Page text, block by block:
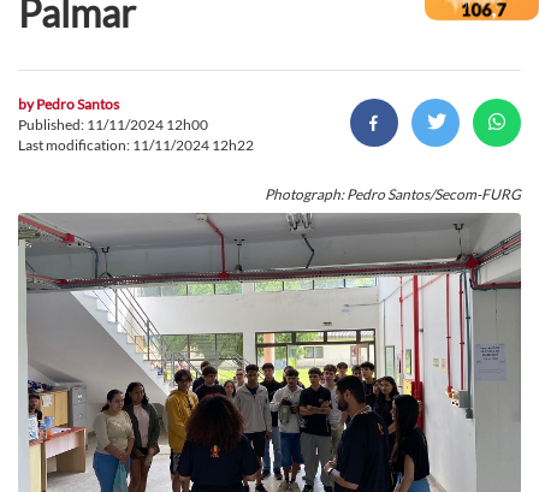
Palmar
byPedro Santos
Published: 11/11/2024 12h00
Last modification: 11/11/2024 12h22
Photograph: Pedro Santos/Secom-FURG